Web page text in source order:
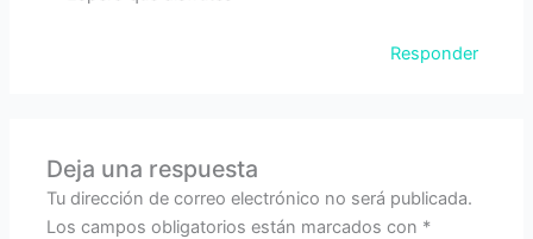
Responder
Deja una respuesta
Tu dirección de correo electrónico no será publicada.
Los campos obligatorios están marcados con *